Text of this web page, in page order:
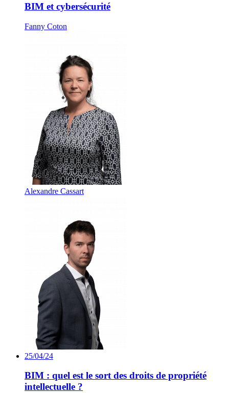
BIM et cybersécurité
Fanny Coton
Alexandre Cassart
25/04/24
BIM : quel est le sort des droits de propriété
intellectuelle ?